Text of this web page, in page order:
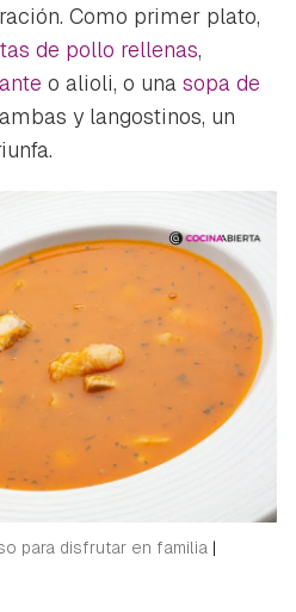
Como primer plato,
de pollo rellenas,
o alioli, o una sopa de
y langostinos, un
para disfrutar en familia |